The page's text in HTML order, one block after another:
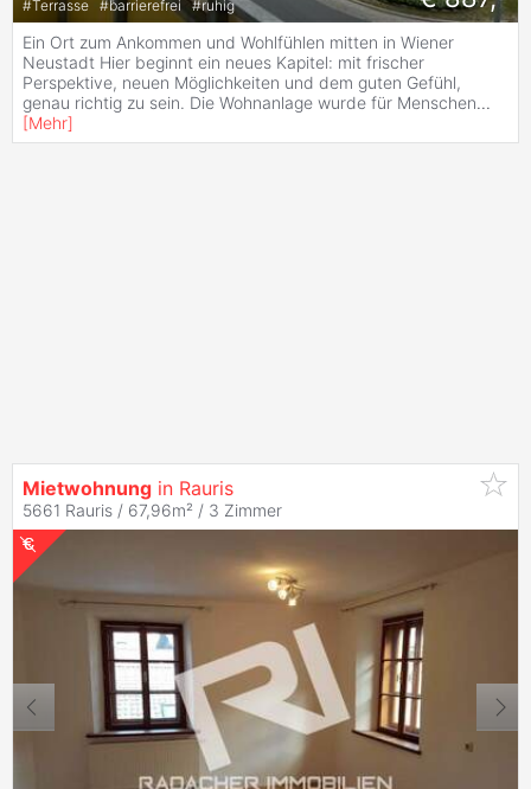
#Terrasse #barrierefrei #ruhig
Ein Ort zum Ankommen und Wohlfühlen mitten in Wiener
Neustadt Hier beginnt ein neues Kapitel: mit frischer
Perspektive, neuen Möglichkeiten und dem guten Gefühl,
genau richtig zu sein. Die Wohnanlage wurde für Menschen...
[Mehr]
Mietwohnung in Rauris
5661 Rauris / 67,96m² / 3 Zimmer